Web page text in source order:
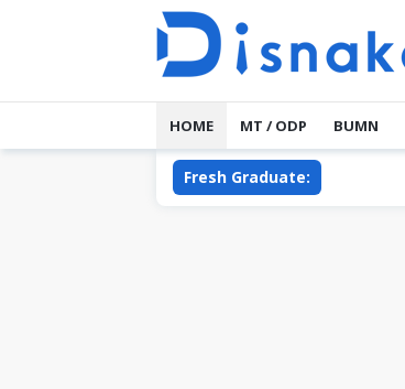
HOME MT / ODP BUMN
Fresh Graduate: